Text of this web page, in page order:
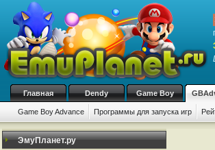
Главная Dendy Game Boy
Game Boy Advance Программы для запуска игр
ЭмуПланет.ру